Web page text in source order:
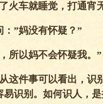
火车就睡觉，打通宵
”妈没有怀疑？”
所以妈不会怀疑我。”
这件事可以看出，识
识别。如何识人，